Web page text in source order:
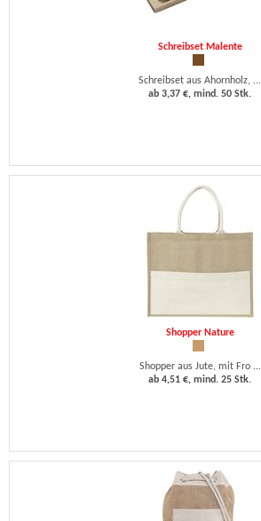
Schreibset Malente
Schreibset aus Ahornholz, ...
ab 3,37 €, mind. 50 Stk.
Shopper Nature
Shopper aus Jute, mit Fro ...
ab 4,51 €, mind. 25 Stk.